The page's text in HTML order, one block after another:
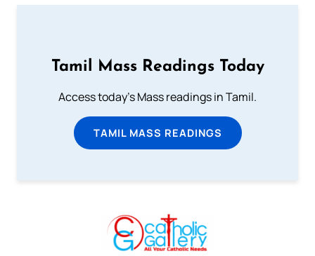
Tamil Mass Readings Today
Access today's Mass readings in Tamil.
TAMIL MASS READINGS